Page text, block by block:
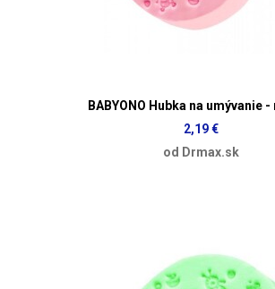
BABYONO Hubka na umývanie
2,19 €
od Drmax.sk